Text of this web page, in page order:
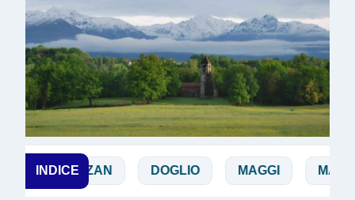
INDICE
DE ZAN DOGLIO MAGGI